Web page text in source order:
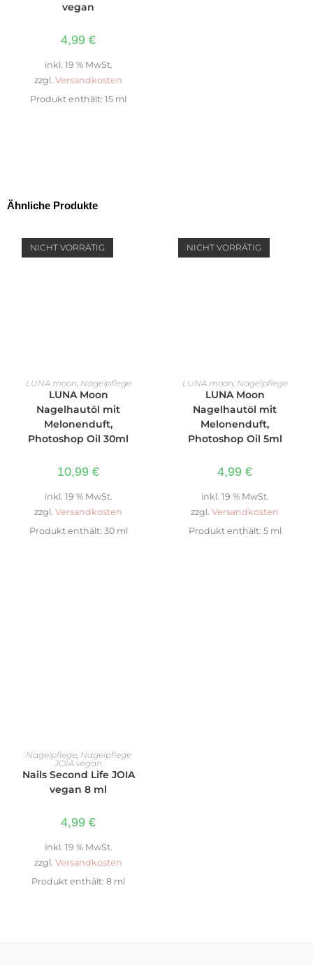
vegan
4,99 €
inkl. 19 % MwSt.
zzgl. Versandkosten
Produkt enthält: 15 ml
Ähnliche Produkte
NICHT VORRÄTIG
WEITERLESEN
LUNA moon Nagelpflege
LUNA Moon
Nagelhautöl mit
Melonenduft,
Photoshop Oil 30ml
10,99 €
inkl. 19 % MwSt.
zzgl. Versandkosten
Produkt enthält: 30 ml
NICHT VORRÄTIG
WEITERLESEN
LUNA moon Nagelpflege
LUNA Moon
Nagelhautöl mit
Melonenduft,
Photoshop Oil 5ml
4,99 €
inkl. 19 % MwSt.
zzgl. Versandkosten
Produkt enthält: 5 ml
IN DEN WARENKORB
Nagelpflege, Nagelpflege
JOIA vegan
Nails Second Life JOIA
vegan 8 ml
4,99 €
inkl. 19 % MwSt.
zzgl. Versandkosten
Produkt enthält: 8 ml